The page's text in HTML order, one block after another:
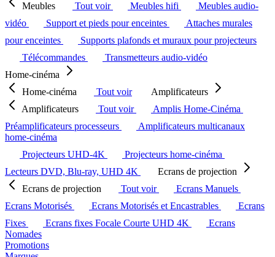
Meubles
Tout voir Meubles hifi
Meubles audio-
vidéo
Support et pieds pour enceintes
Attaches murales
pour enceintes
Supports plafonds et muraux pour projecteurs
Télécommandes
Transmetteurs audio-vidéo
Home-cinéma
Home-cinéma
Tout voir
Amplificateurs
Amplificateurs
Tout voir
Amplis Home-Cinéma
Préamplificateurs processeurs
Amplificateurs multicanaux
home-cinéma
Projecteurs UHD-4K
Projecteurs home-cinéma
Lecteurs DVD, Blu-ray, UHD 4K
Ecrans de projection
Ecrans de projection
Tout voir
Ecrans Manuels
Ecrans Motorisés
Ecrans Motorisés et Encastrables
Ecrans
Fixes
Ecrans fixes Focale Courte UHD 4K
Ecrans
Nomades
Promotions